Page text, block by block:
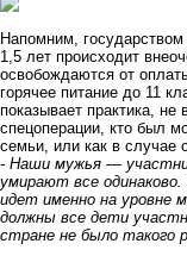
Напомним,
1,5 лет происходит
освобождаются от
горячее питание до 11
показывает практика,
спецоперации, кто был
семьи, или как в случае
- Наши мужья —
умирают все
идет именно на уровне
должны все дети
стране не было такого